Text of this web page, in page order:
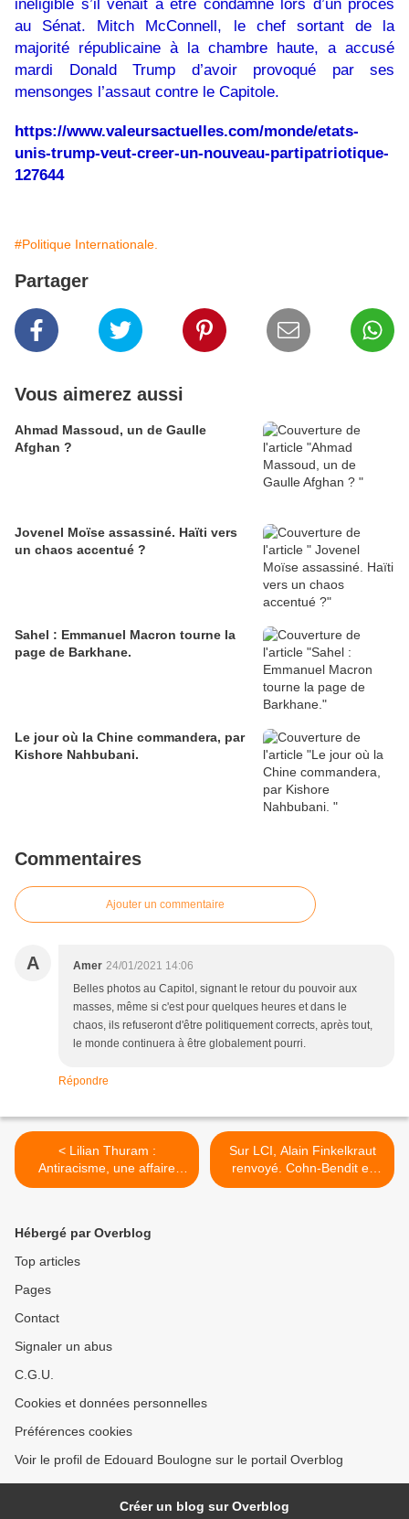
au Sénat. Mitch McConnell, le chef sortant de la
majorité républicaine à la chambre haute, a accusé
mardi Donald Trump d’avoir provoqué par ses
mensonges l’assaut contre le Capitole.
https://www.valeursactuelles.com/monde/etats-
unis-trump-veut-creer-un-nouveau-partipatriotique-
127644
#Politique Internationale.
Partager
Vous aimerez aussi
Ahmad Massoud, un de Gaulle
Afghan ?
Jovenel Moïse assassiné. Haïti vers
un chaos accentué ?
Sahel : Emmanuel Macron tourne la
page de Barkhane.
Le jour où la Chine commandera, par
Kishore Nahbubani.
Commentaires
Ajouter un commentaire
A Amer 24/01/2021 14:06
Belles photos au Capitol, signant le retour du pouvoir aux
masses, même si c'est pour quelques heures et dans le
chaos, ils refuseront d'être politiquement corrects, après tout,
le monde continuera à être globalement pourri.
Répondre
< Lilian Thuram :
Antiracisme, une affaire
juteuse !
Sur LCI, Alain Finkelkraut
renvoyé. Cohn-Bendit et
Raymond Goupil occupent
Hébergé par Overblog
Top articles
Pages
Contact
Signaler un abus
C.G.U.
Cookies et données personnelles
Préférences cookies
Voir le profil de Edouard Boulogne sur le portail Overblog
Créer un blog sur Overblog